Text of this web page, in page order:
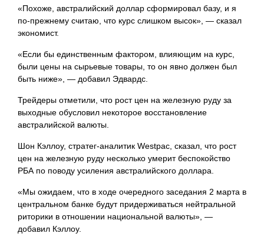
«Похоже, австралийский доллар сформировал базу, и я
по-прежнему считаю, что курс слишком высок», — сказал
экономист.
«Если бы единственным фактором, влияющим на курс,
были цены на сырьевые товары, то он явно должен был
быть ниже», — добавил Эдвардс.
Трейдеры отметили, что рост цен на железную руду за
выходные обусловил некоторое восстановление
австралийской валюты.
Шон Кэллоу, стратег-аналитик Westpac, сказал, что рост
цен на железную руду несколько умерит беспокойство
РБА по поводу усиления австралийского доллара.
«Мы ожидаем, что в ходе очередного заседания 2 марта в
центральном банке будут придерживаться нейтральной
риторики в отношении национальной валюты», —
добавил Кэллоу.